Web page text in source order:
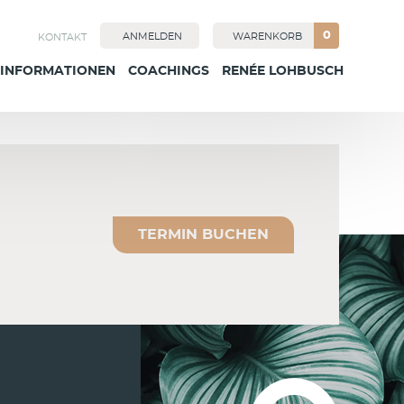
KONTAKT ANMELDEN WARENKORB 0
INFORMATIONEN COACHINGS RENÉE LOHBUSCH
TERMIN BUCHEN